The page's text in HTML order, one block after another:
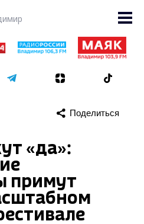
Поделиться
«да»:
примут